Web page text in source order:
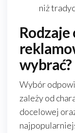
niż
wybrać?
Wybór
zależy od
docelowej